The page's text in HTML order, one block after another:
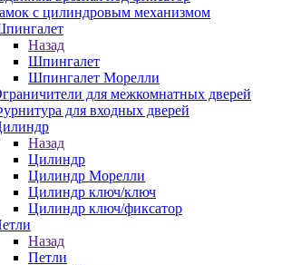
с цилиндровым механизмом
Назад
Шпингалет
Шпингалет Морелли
для межкомнатных дверей
для входных дверей
Назад
Цилиндр
Цилиндр Морелли
Цилиндр ключ/ключ
Цилиндр ключ/фиксатор
Назад
Петли